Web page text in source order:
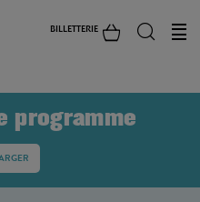
BILLETTERIE
programme